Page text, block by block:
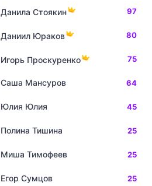
Данила Стоякин 97
Даниил Юраков 80
Игорь Проскуренко 75
Саша Мансуров 64
Юлия Юлия 45
Полина Тишина 25
Миша Тимофеев 25
Егор Сумцов 25